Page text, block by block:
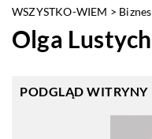
WSZYSTKO-WIEM > Biznes
Olga Lustych
PODGLĄD WITRYNY